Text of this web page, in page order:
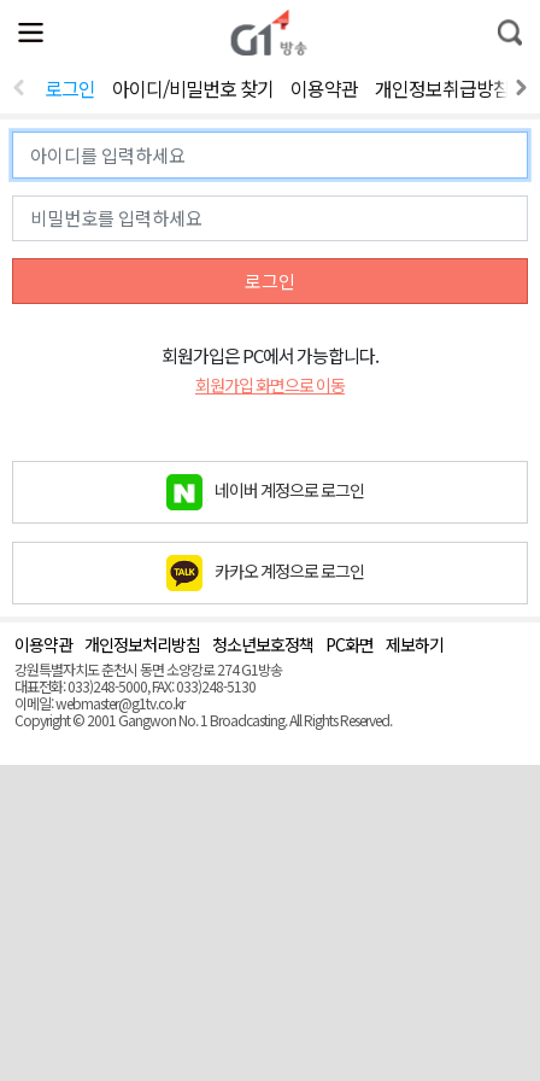
전
체
뉴
열
통
합
색
로그인 아이디/비밀번호 찾기 이용약관 개인정보취급방침
로그인
회원가입은 PC에서 가능합니다.
회원가입 화면으로 이동
네이버 계정으로 로그인
카카오 계정으로 로그인
이용약관 개인정보처리방침 청소년보호정책 PC화면 제보하기
강원특별자치도 춘천시 동면 소양강로 274 G1방송
대표전화: 033)248-5000, FAX: 033)248-5130
이메일: webmaster@g1tv.co.kr
Copyright © 2001 Gangwon No. 1 Broadcasting. All Rights Reserved.